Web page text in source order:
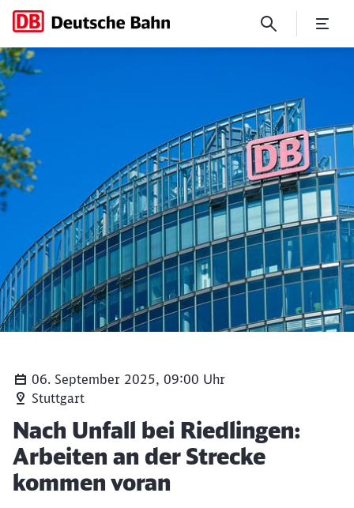
Nach Unfall bei Riedlingen:
06. September 2025, 09:00 Uhr
Stuttgart
Artikel:
Nach Unfall bei Riedlingen:
Arbeiten an der Strecke
kommen voran